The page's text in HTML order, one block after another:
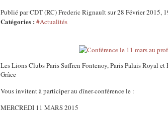
Publié par CDT (RC) Frederic Rignault sur 28 Février 2015,
Catégories : #Actualités
Les Lions Clubs Paris Suffren Fontenoy, Paris Palais Royal
Grâce
Vous invitent à participer au dîner-conférence le :
MERCREDI 11 MARS 2015